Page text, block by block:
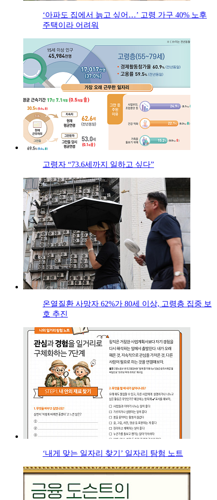
‘아파도 집에서 늙고 싶어…’ 고령 가구 40% 노후
주택이라 어려워
고령자 “73.6세까지 일하고 싶다”
온열질환 사망자 62%가 80세 이상, 고령층 집중 보
호 추진
‘내게 맞는 일자리 찾기’ 일자리 탐험 노트